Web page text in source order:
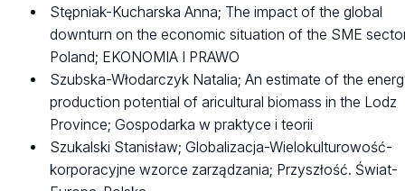
Stępniak-Kucharska Anna; The impact of the global
downturn on the economic situation of the SME
Poland; EKONOMIA I PRAWO
Szubska-Włodarczyk Natalia; An estimate of the
production potential of aricultural biomass in the Lodz
Province; Gospodarka w praktyce i teorii
Szukalski Stanisław; Globalizacja-Wielokulturowość-
korporacyjne wzorce zarządzania; Przyszłość. Świat-